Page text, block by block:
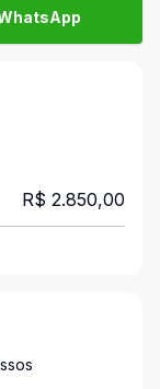
R$ 2.850,00